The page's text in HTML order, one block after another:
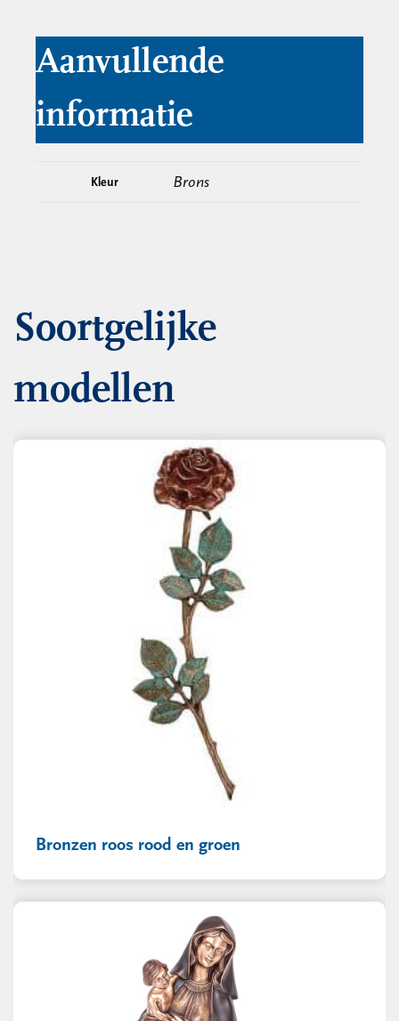
Aanvullende
informatie
Kleur Brons
Soortgelijke
modellen
Bronzen roos rood en groen